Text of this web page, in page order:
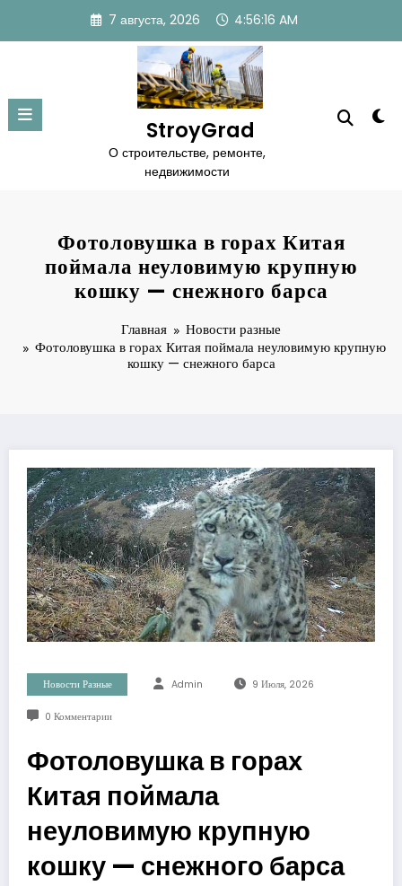
содержимому
7 августа, 2026 4:56:16 AM
StroyGrad
О строительстве, ремонте,
недвижимости
Фотоловушка в горах Китая
поймала неуловимую крупную
кошку — снежного барса
Главная
Новости разные
Фотоловушка в горах Китая поймала неуловимую крупную
кошку — снежного барса
Новости Разные Admin 9 Июля, 2026
0 Комментарии
Фотоловушка в горах
Китая поймала
неуловимую крупную
кошку — снежного барса